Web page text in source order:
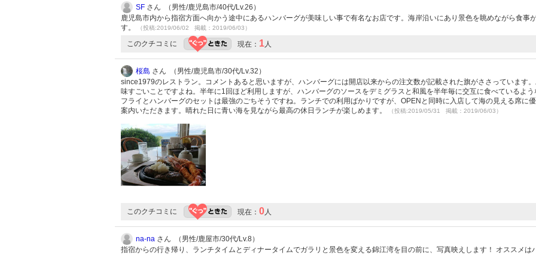
SF さん （男性/鹿児島市/40代/Lv.26）
鹿児島市内から指宿方面へ向かう途中にあるハンバーグが美味しい事で有名なお店です。海岸沿いにあり景色を眺めながら食事
す。
（投稿:2019/06/02 掲載：2019/06/03）
このクチコミに 現在： 1人
桜島 さん （男性/鹿児島市/30代/Lv.32）
since1979のレストラン。コメントあると思いますが、ハンバーグには開店以来からの注文数が記載された旗がささっています
味すごいことですよね。半年に1回ほど利用しますが、ハンバーグのソースをデミグラスと和風を半年毎に交互に食べているよう
フライとハンバーグのセットは最強のごちそうですね。ランチでの利用ばかりですが、OPENと同時に入店して海の見える席に
案内いただきます。晴れた日に青い海を見ながら最高の休日ランチが楽しめます。
（投稿:2019/05/31 掲載：2019/06/03）
このクチコミに 現在： 0人
na-na さん （男性/鹿屋市/30代/Lv.8）
指宿からの行き帰り、ランチタイムとディナータイムでガラリと景色を変える錦江湾を目の前に、写真映えします！ オススメは